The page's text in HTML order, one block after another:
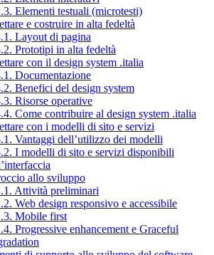
Elementi testuali (microtesti)
e costruire in alta fedeltà
Layout di pagina
Prototipi in alta fedeltà
con il design system .italia
Documentazione
Benefici del design system
Risorse operative
Come contribuire al design system .italia
con i modelli di sito e servizi
Vantaggi dell’utilizzo dei modelli
I modelli di sito e servizi disponibili
allo sviluppo
Attività preliminari
Web design responsivo e accessibile
Mobile first
Progressive enhancement e Graceful